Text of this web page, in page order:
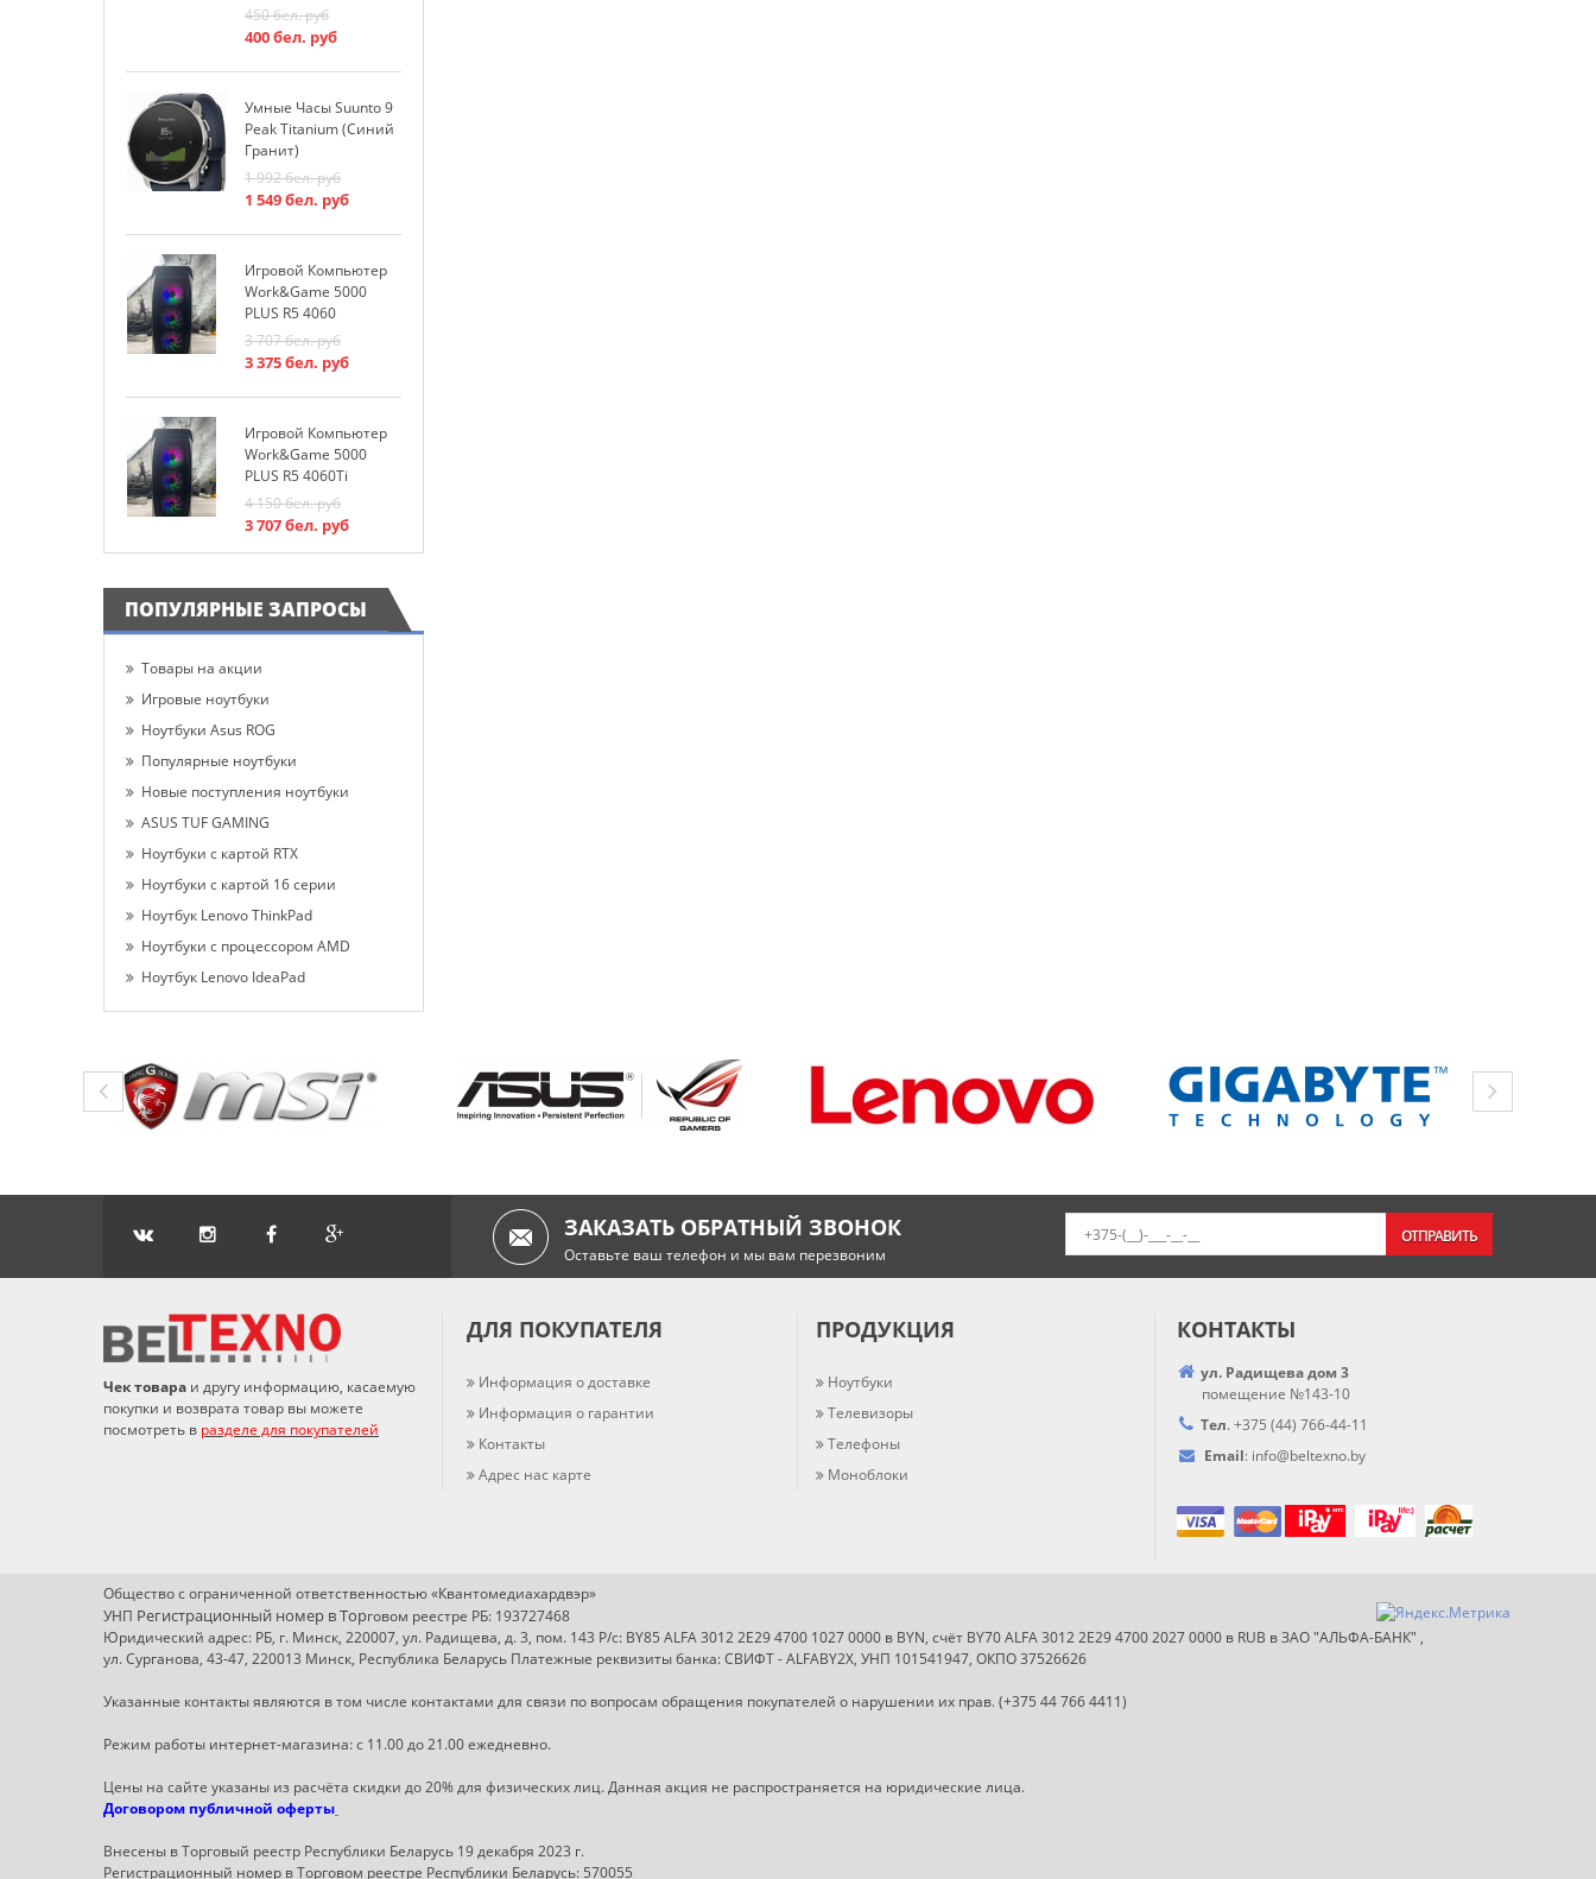
450бел. руб
400бел. руб
Умные Часы Suunto 9
Peak Titanium (синий
Гранит)
1 992бел. руб
1 549бел. руб
Игровой Компьютер
Work&Game 5000
PLUS R5 4060
3 707бел. руб
3 375бел. руб
Игровой Компьютер
Work&Game 5000
PLUS R5 4060Ti
4 150бел. руб
3 707бел. руб
ПОПУЛЯРНЫЕ ЗАПРОСЫ
Товары на акции
Игровые ноутбуки
Ноутбуки Asus ROG
Популярные ноутбуки
Новые поступления ноутбуки
ASUS TUF GAMING
Ноутбуки с картой RTX
Ноутбуки с картой 16 серии
Ноутбук Lenovo ThinkPad
Ноутбуки с процессором AMD
Ноутбук Lenovo IdeaPad
ЗАКАЗАТЬ ОБРАТНЫЙ ЗВОНОК
Оставьте ваш телефон и мы вам перезвоним
ОТПРАВИТЬ
Чек товара и другу информацию, касаемую
покупки и возврата товар вы можете
посмотреть в разделе для покупателей
ДЛЯ ПОКУПАТЕЛЯ
Информация о доставке
Информация о гарантии
Контакты
Адрес нас карте
ПРОДУКЦИЯ
Ноутбуки
Телевизоры
Телефоны
Моноблоки
КОНТАКТЫ
ул. Радищева дом 3
помещение №143-10
Тел. +375 (44) 766-44-11
Email: info@beltexno.by
Общество с ограниченной ответственностью «Квантомедиахардвэр»
УНП Регистрационный номер в Торговом реестре РБ: 193727468
Юридический адрес: РБ, г. Минск, 220007, ул. Радищева, д. 3, пом. 143 Р/с: BY85 ALFA 3012 2E29 4700 1027 0000 в BYN, счёт BY70 ALFA 3012 2E29 4700 2027 0000 в RUB в ЗАО "АЛЬФА-БАНК" ,
ул. Сурганова, 43-47, 220013 Минск, Республика Беларусь Платежные реквизиты банка: СВИФТ - ALFABY2X, УНП 101541947, ОКПО 37526626
Указанные контакты являются в том числе контактами для связи по вопросам обращения покупателей о нарушении их прав. (+375 44 766 4411)
Режим работы интернет-магазина: с 11.00 до 21.00 ежедневно.
Цены на сайте указаны из расчёта скидки до 20% для физических лиц. Данная акция не распространяется на юридические лица.
Договором публичной оферты
Внесены в Торговый реестр Республики Беларусь 19 декабря 2023 г.
Регистрационный номер в Торговом реестре Республики Беларусь: 570055